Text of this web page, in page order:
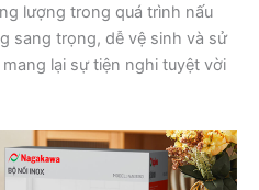
lượng trong quá trình nấu
sang trọng, dễ vệ sinh và sử
lại sự tiện nghi tuyệt vời